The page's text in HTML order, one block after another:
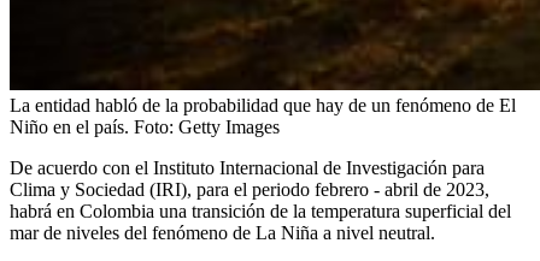
La entidad habló de la probabilidad que hay de un fenómeno de El
Niño en el país. Foto: Getty Images
De acuerdo con el Instituto Internacional de Investigación para
Clima y Sociedad (IRI), para el periodo febrero - abril de 2023,
habrá en Colombia una transición de la temperatura superficial del
mar de niveles del fenómeno de La Niña a nivel neutral.